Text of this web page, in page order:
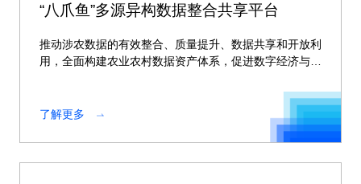
“八爪鱼”多源异构数据整合共享平台
推动涉农数据的有效整合、质量提升、数据共享和开放利
用，全面构建农业农村数据资产体系，促进数字经济与乡
了解更多